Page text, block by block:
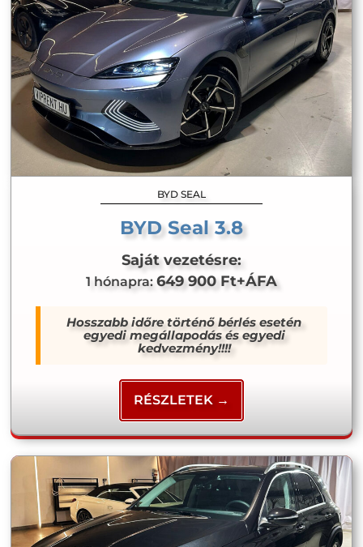
BYD SEAL
BYD Seal 3.8
Saját vezetésre:
1 hónapra: 649 900 Ft+ÁFA
Hosszabb időre történő bérlés esetén
egyedi megállapodás és egyedi
kedvezmény!!!!
RÉSZLETEK →